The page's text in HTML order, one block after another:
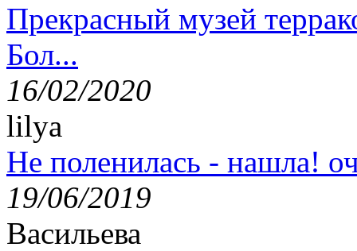
Прекрасный музей
Бол...
16/02/2020
lilya
Не поленилась - нашла!
19/06/2019
Васильева